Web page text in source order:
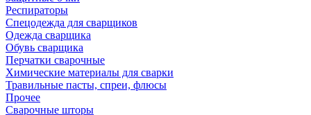
Респираторы
Спецодежда для сварщиков
Одежда сварщика
Обувь сварщика
Перчатки сварочные
Химические материалы для сварки
Травильные пасты, спреи, флюсы
Прочее
Сварочные шторы